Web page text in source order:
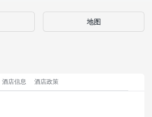
地图
酒店信息 酒店政策